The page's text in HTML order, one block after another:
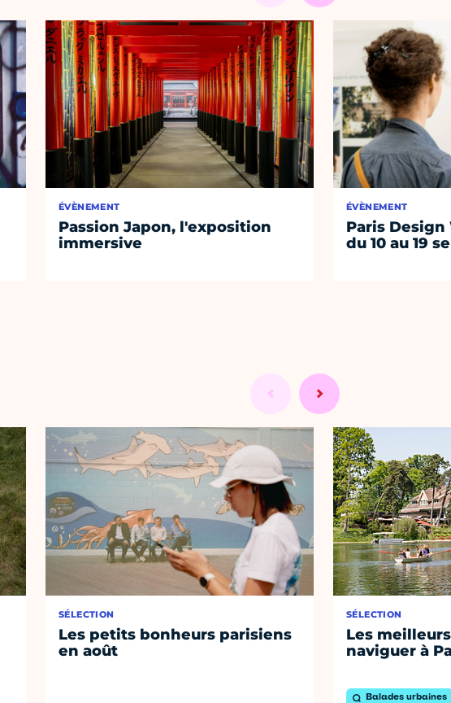
ÉVÈNEMENT
Passion Japon, l'exposition
immersive
ÉVÈNEMENT
Paris
du 10 au 19
SÉLECTION
Les petits bonheurs parisiens
en août
SÉLECTION
Les
naviguer à
Balades urbaines